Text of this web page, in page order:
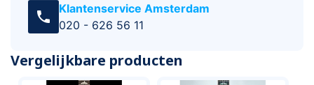
call
Klantenservice Amsterdam
020 - 626 56 11
Vergelijkbare producten